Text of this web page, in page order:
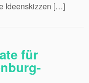
Ideenskizzen […]
für